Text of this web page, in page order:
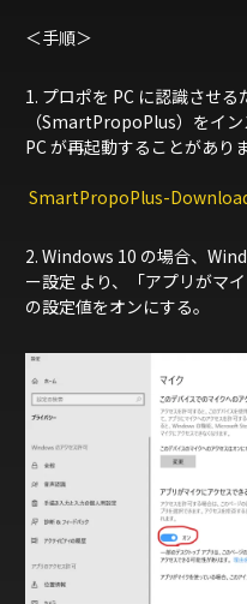
＜手順＞
1. プロポを PC に認識させ
（SmartPropoPlus）をイ
PC が再起動することがありま
SmartPropoPlus-
2. Windows 10 の場合、
ー設定 より、「アプリがマ
の設定値をオンにする。